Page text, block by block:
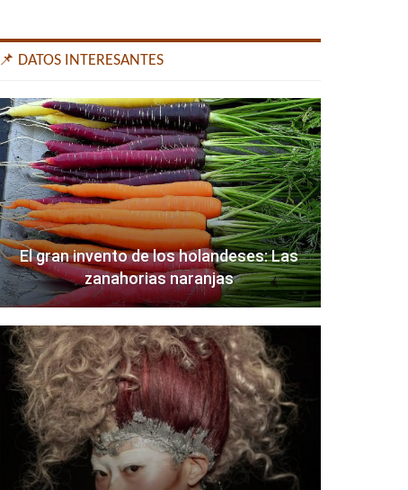
📌 DATOS INTERESANTES
El gran invento de los holandeses: Las
zanahorias naranjas